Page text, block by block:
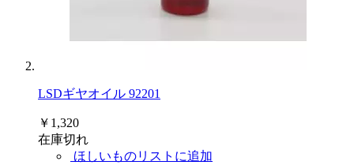
LSDギヤオイル 92201
￥1,320
在庫切れ
ほしいものリストに追加